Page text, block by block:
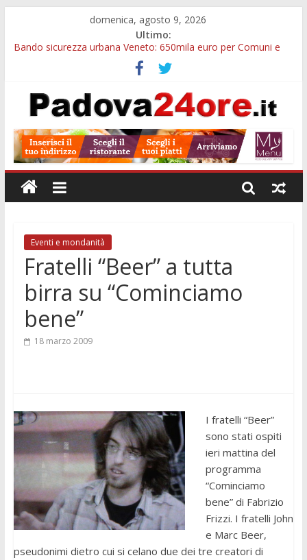
domenica, agosto 9, 2026
Ultimo:
Bando sicurezza urbana Veneto: 650mila euro per Comuni e
Restauro 2026, chiuse le domande: 2,5 milioni per formare
nuove competenze in Veneto
Calici di Stelle Arzergrande: astronomia, musica e sapori al
Notizie di Padova alle ore 10: censimento a Monselice, arresto
antidroga e siccità
Notizie di Padova alle ore 23: maltrattamenti, arresto a
Limena e progetto Cool Shop
Eventi e mondanità
Fratelli “Beer” a tutta
birra su “Cominciamo
bene”
18 marzo 2009
I fratelli “Beer”
sono stati ospiti
ieri mattina del
programma
“Cominciamo
bene” di Fabrizio
Frizzi. I fratelli John
e Marc Beer,
pseudonimi dietro cui si celano due dei tre creatori di